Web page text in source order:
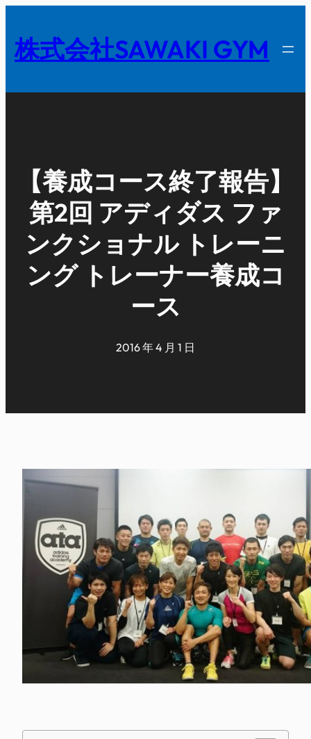
を
キ
株式会社SAWAKI GYM
【養成コース終了報告】
第2回 アディダス ファ
ンクショナル トレーニ
ング トレーナー養成コ
ース
2016 年 4 月 1 日